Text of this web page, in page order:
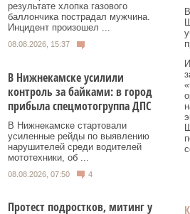
результате хлопка газового
баллончика пострадал мужчина.
Инцидент произошел ...
08.08.2026, 15:37
В Нижнекамске усилили
контроль за байками: в город
прибыла спецмотогруппа ДПС
В Нижнекамске стартовали
усиленные рейды по выявлению
нарушителей среди водителей
мототехники, об ...
08.08.2026, 07:50 4
Протест подростков, митинг у